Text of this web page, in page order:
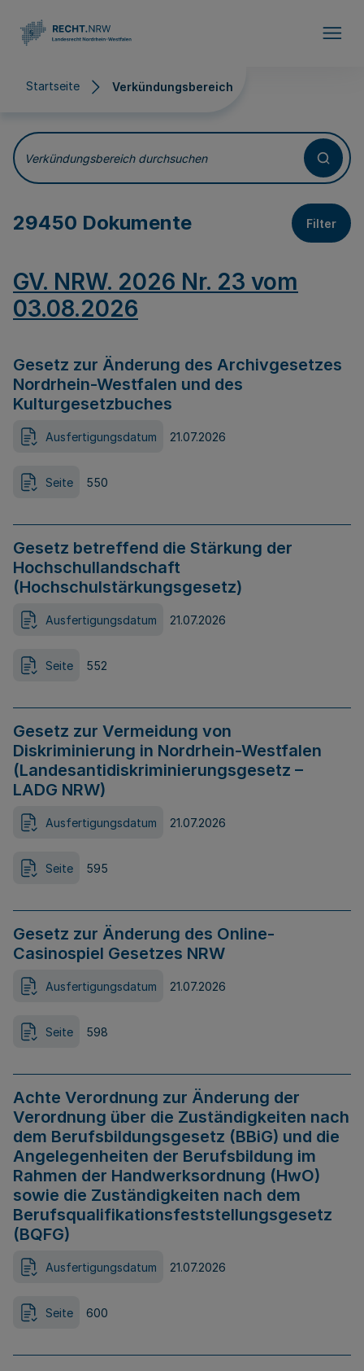
Startseite Verkündungsbereich
Verkündungsbereich
Verkündungsbereich durchsuchen
29450 Dokumente Filter
GV. NRW. 2026 Nr. 23 vom
03.08.2026
Gesetz zur Änderung des Archivgesetzes
Nordrhein-Westfalen und des
Kulturgesetzbuches
Ausfertigungsdatum 21.07.2026
Seite 550
Gesetz betreffend die Stärkung der
Hochschullandschaft
(Hochschulstärkungsgesetz)
Ausfertigungsdatum 21.07.2026
Seite 552
Gesetz zur Vermeidung von
Diskriminierung in Nordrhein-Westfalen
(Landesantidiskriminierungsgesetz –
LADG NRW)
Ausfertigungsdatum 21.07.2026
Seite 595
Gesetz zur Änderung des Online-
Casinospiel Gesetzes NRW
Ausfertigungsdatum 21.07.2026
Seite 598
Achte Verordnung zur Änderung der
Verordnung über die Zuständigkeiten nach
dem Berufsbildungsgesetz (BBiG) und die
Angelegenheiten der Berufsbildung im
Rahmen der Handwerksordnung (HwO)
sowie die Zuständigkeiten nach dem
Berufsqualifikationsfeststellungsgesetz
(BQFG)
Ausfertigungsdatum 21.07.2026
Seite 600